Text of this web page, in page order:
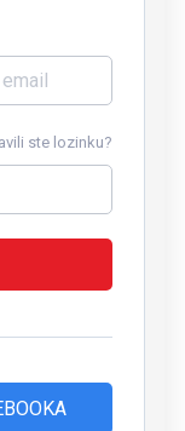
ste lozinku?